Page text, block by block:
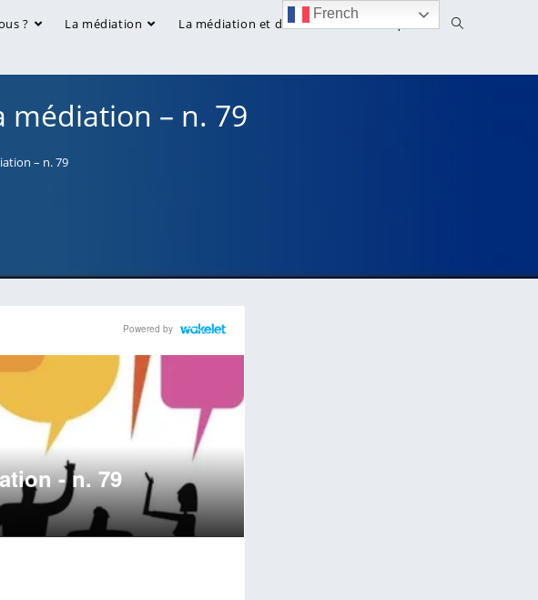
? La médiation La médiation et droit Bibliothèque
médiation – n. 79
– n. 79
French